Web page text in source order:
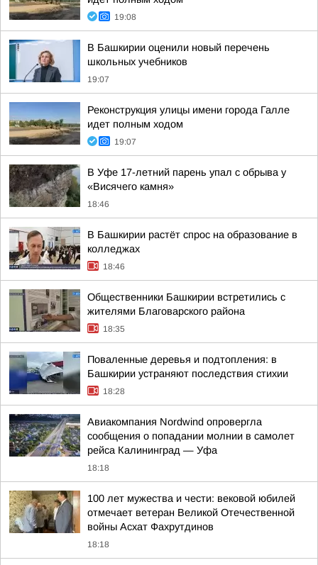
19:08
В Башкирии оценили новый перечень
школьных учебников
19:07
Реконструкция улицы имени города Галле
идет полным ходом
19:07
В Уфе 17-летний парень упал с обрыва у
«Висячего камня»
18:46
В Башкирии растёт спрос на образование в
колледжах
18:46
Общественники Башкирии встретились с
жителями Благоварского района
18:35
Поваленные деревья и подтопления: в
Башкирии устраняют последствия стихии
18:28
Авиакомпания Nordwind опровергла
сообщения о попадании молнии в самолет
рейса Калининград — Уфа
18:18
100 лет мужества и чести: вековой юбилей
отмечает ветеран Великой Отечественной
войны Асхат Фахрутдинов
18:18